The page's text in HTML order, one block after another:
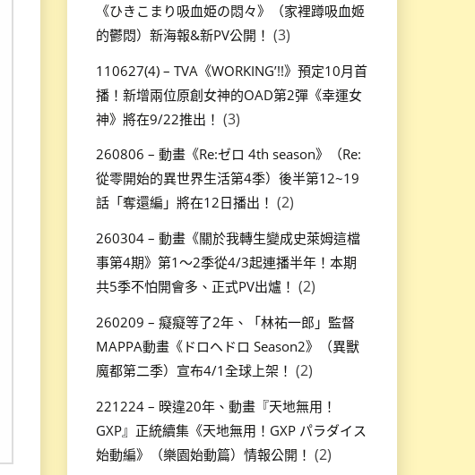
《ひきこまり吸血姫の悶々》（家裡蹲吸血姬
的鬱悶）新海報&新PV公開！ (3)
110627(4) – TVA《WORKING’!!》預定10月首
播！新增兩位原創女神的OAD第2彈《幸運女
神》將在9/22推出！ (3)
260806 – 動畫《Re:ゼロ 4th season》（Re:
從零開始的異世界生活第4季）後半第12~19
話「奪還編」將在12日播出！ (2)
260304 – 動畫《關於我轉生變成史萊姆這檔
事第4期》第1～2季從4/3起連播半年！本期
共5季不怕開會多、正式PV出爐！ (2)
260209 – 癡癡等了2年、「林祐一郎」監督
MAPPA動畫《ドロヘドロ Season2》（異獸
魔都第二季）宣布4/1全球上架！ (2)
221224 – 暌違20年、動畫『天地無用！
GXP』正統續集《天地無用！GXP パラダイス
始動編》（樂園始動篇）情報公開！ (2)